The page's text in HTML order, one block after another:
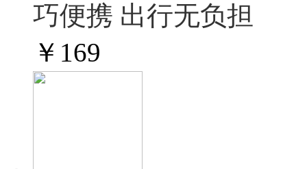
巧便携 出行无负担
￥ 169